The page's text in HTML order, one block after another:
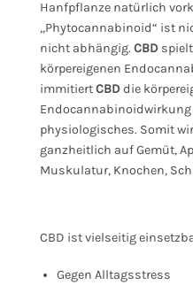
Hanfpflanze natürlich
„Phytocannabinoid“ ist
nicht abhängig. CBD
körpereigenen
immitiertCBDdie
physiologisches. Somit
ganzheitlich auf Gemüt,
Muskulatur, Knochen,
CBD ist vielseitig
Gegen Alltagsstress